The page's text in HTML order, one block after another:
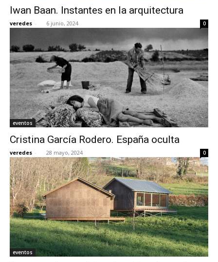
Iwan Baan. Instantes en la arquitectura
veredes - 6 junio, 2024 0
eventos
Cristina García Rodero. España oculta
veredes - 28 mayo, 2024 0
eventos